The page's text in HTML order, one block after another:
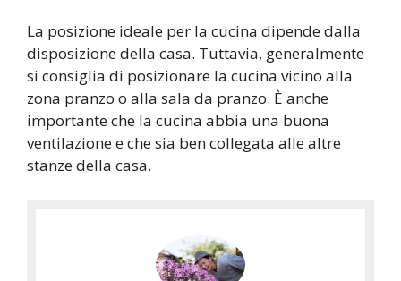
La posizione ideale per la cucina dipende dalla
disposizione della casa. Tuttavia, generalmente
si consiglia di posizionare la cucina vicino alla
zona pranzo o alla sala da pranzo. È anche
importante che la cucina abbia una buona
ventilazione e che sia ben collegata alle altre
stanze della casa.